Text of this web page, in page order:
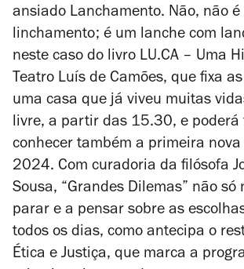
ansiado Lanchamento. Não, não é
linchamento; é um lanche com
neste caso do livro LU.CA – Uma
Teatro Luís de Camões, que fixa
uma casa que já viveu muitas
livre, a partir das 15.30, e poderá
conhecer também a primeira nova
2024. Com curadoria da filósofa
Sousa, “Grandes Dilemas” não só
parar e a pensar sobre as
todos os dias, como antecipa o
Ética e Justiça, que marca a